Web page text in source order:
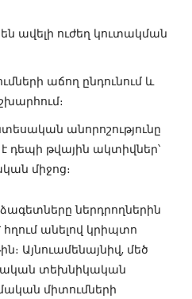
ավելի ուժեղ կուտակման
աճող ընդունում և
անորոշությունը
դեպի թվային ակտիվներ՝
միջոց։
ներդրողներին
հղում անելով կրիպտո
Այնուամենայնիվ, մեծ
տեխնիկական
միտումների